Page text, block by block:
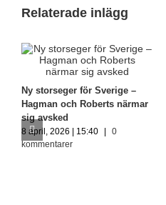
Relaterade inlägg
Ny storseger för Sverige –
Hagman och Roberts närmar
sig avsked
8 april, 2026 | 15:40
0
kommentarer